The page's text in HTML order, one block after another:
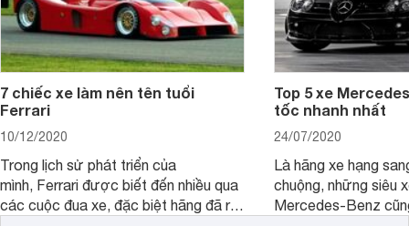
7 chiếc xe làm nên tên tuổi
Ferrari
10/12/2020
Trong lịch sử phát triển của
mình, Ferrari được biết đến nhiều qua
các cuộc đua xe, đặc biệt hãng đã rất
Top 5 xe
tốc nhanh nhất
24/07/2020
Là hãng xe hạng
chuộng, những siêu
Mercedes-Benz